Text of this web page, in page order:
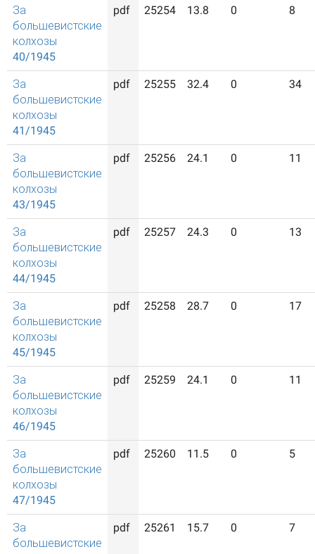
За
большевистские
колхозы
40/1945
pdf 25254 13.8 0 8
За
большевистские
колхозы
41/1945
pdf 25255 32.4 0 34
За
большевистские
колхозы
43/1945
pdf 25256 24.1 0 11
За
большевистские
колхозы
44/1945
pdf 25257 24.3 0 13
За
большевистские
колхозы
45/1945
pdf 25258 28.7 0 17
За
большевистские
колхозы
46/1945
pdf 25259 24.1 0 11
За
большевистские
колхозы
47/1945
pdf 25260 11.5 0 5
За
большевистские
pdf 25261 15.7 0 7